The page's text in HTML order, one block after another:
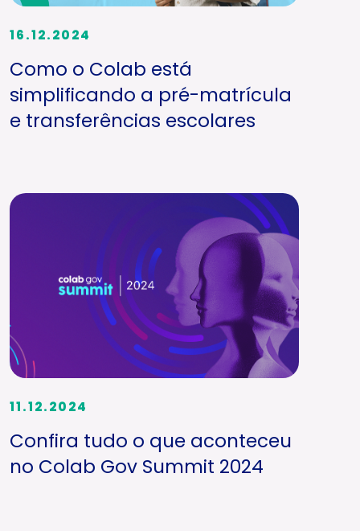
16.12.2024
Como o Colab está
simplificando a pré-matrícula
e transferências escolares
11.12.2024
Confira tudo o que aconteceu
no Colab Gov Summit 2024